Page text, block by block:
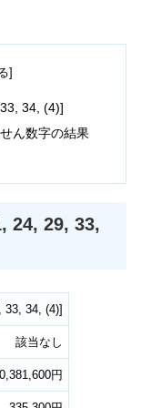
34, (4)]
ん数字の結果
24, 29, 33,
33, 34, (4)]
該当なし
円